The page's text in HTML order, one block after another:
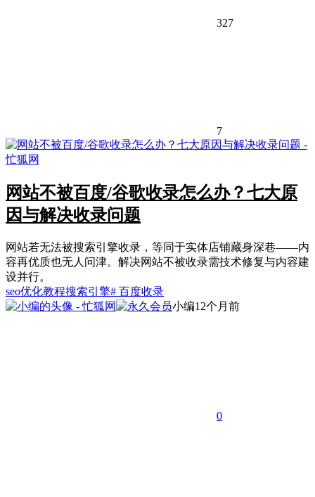
327
7
网站不被百度/谷歌收录怎么办？七大原
因与解决收录问题
网站若无法被搜索引擎收录，等同于实体店铺藏身深巷——内
容再优质也无人问津。解决网站不被收录需技术修复与内容建
设并行。
seo优化教程搜索引擎# 百度收录
小编12个月前
0